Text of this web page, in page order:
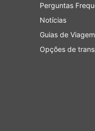
para gastar mais,
com largos assentos
viagem seja agradável.
Ônibus
mais
permitir que os
extras para os
destinos
especiais
Perguntas
Notícias
Guias de Viagem
Opções de